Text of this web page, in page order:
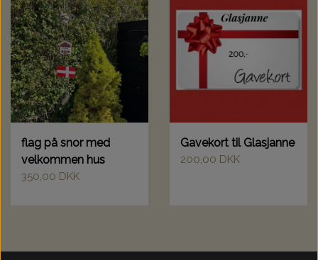
flag på snor med
velkommen hus
350,00 DKK
Gavekort til Glasjanne
200,00 DKK